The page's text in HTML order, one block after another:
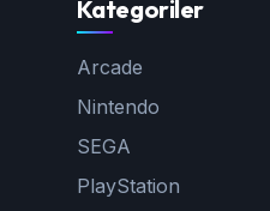
Kategoriler
Arcade
Nintendo
SEGA
PlayStation